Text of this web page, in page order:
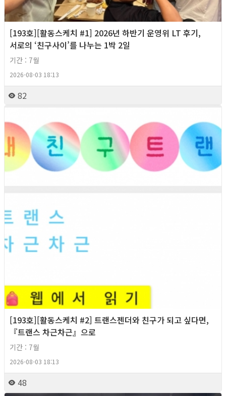
[193호][활동스케치 #1] 2026년 하반기 운영위 LT 후기,
서로의 ‘친구사이’를 나누는 1박 2일
기간 : 7월
2026-08-03 18:13
82
[193호][활동스케치 #2] 트랜스젠더와 친구가 되고 싶다면,
『트랜스 차근차근』으로
기간 : 7월
2026-08-03 18:13
48